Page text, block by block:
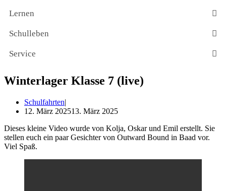
Lernen
Schulleben
Service
Winterlager Klasse 7 (live)
Schulfahrten
12. März 202513. März 2025
Die­ses klei­ne Video wur­de von Kol­ja, Oskar und Emil erstellt. Sie
stel­len euch ein paar Gesich­ter von Out­ward Bound in Baad vor.
Viel Spaß.